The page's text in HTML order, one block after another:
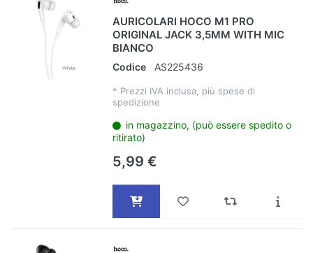
AURICOLARI HOCO M1 PRO
ORIGINAL JACK 3,5MM WITH MIC
BIANCO
Codice AS225436
* Prezzi IVA inclusa, più spese di
spedizione
in magazzino, (può essere spedito o
ritirato)
5,99 €